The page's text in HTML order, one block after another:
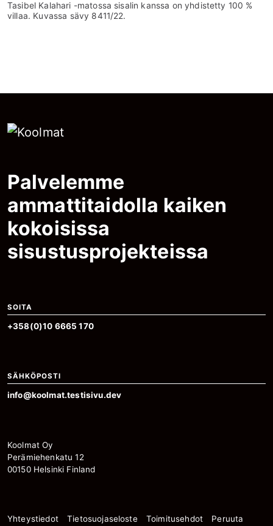
Tasibel Kalahari -matossa sisalin kanssa on yhdistetty 100 %
villaa. Kuvassa sävy 8411/22.
Palvelemme
ammattitaidolla kaiken
kokoisissa
sisustusprojekteissa
SOITA
+358(0)10 6665 170
SÄHKÖPOSTI
info@koolmat.testisivu.dev
Koolmat Oy
Perämiehenkatu 12
00150 Helsinki Finland
Yhteystiedot Tietosuojaseloste Toimitusehdot
Peruuta